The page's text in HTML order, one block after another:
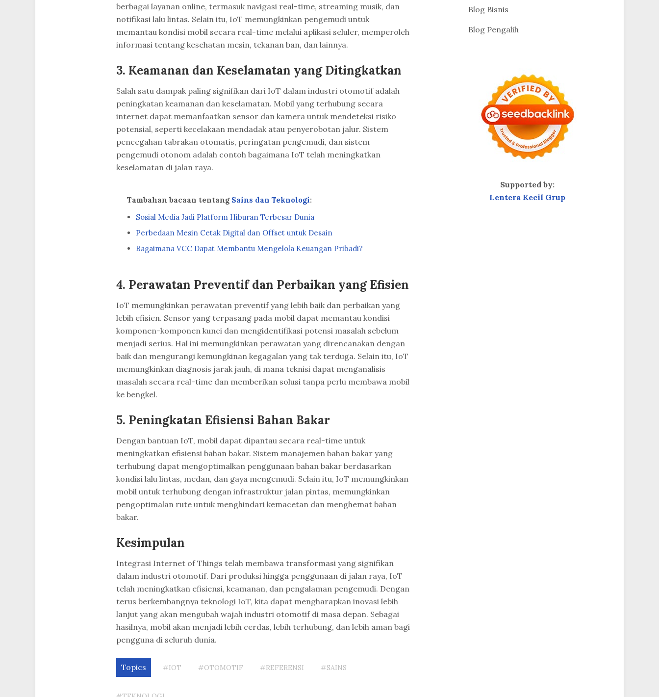
berbagai layanan online, termasuk navigasi real-time, streaming musik, dan
notifikasi lalu lintas. Selain itu, IoT memungkinkan pengemudi untuk
memantau kondisi mobil secara real-time melalui aplikasi seluler, memperoleh
informasi tentang kesehatan mesin, tekanan ban, dan lainnya.
3. Keamanan dan Keselamatan yang Ditingkatkan
Salah satu dampak paling signifikan dari IoT dalam industri otomotif adalah
peningkatan keamanan dan keselamatan. Mobil yang terhubung secara
internet dapat memanfaatkan sensor dan kamera untuk mendeteksi risiko
potensial, seperti kecelakaan mendadak atau penyerobotan jalur. Sistem
pencegahan tabrakan otomatis, peringatan pengemudi, dan sistem
pengemudi otonom adalah contoh bagaimana IoT telah meningkatkan
keselamatan di jalan raya.
Tambahan bacaan tentang Sains dan Teknologi:
Sosial Media Jadi Platform Hiburan Terbesar Dunia
Perbedaan Mesin Cetak Digital dan Offset untuk Desain
Bagaimana VCC Dapat Membantu Mengelola Keuangan Pribadi?
4. Perawatan Preventif dan Perbaikan yang Efisien
IoT memungkinkan perawatan preventif yang lebih baik dan perbaikan yang
lebih efisien. Sensor yang terpasang pada mobil dapat memantau kondisi
komponen-komponen kunci dan mengidentifikasi potensi masalah sebelum
menjadi serius. Hal ini memungkinkan perawatan yang direncanakan dengan
baik dan mengurangi kemungkinan kegagalan yang tak terduga. Selain itu, IoT
memungkinkan diagnosis jarak jauh, di mana teknisi dapat menganalisis
masalah secara real-time dan memberikan solusi tanpa perlu membawa mobil
ke bengkel.
5. Peningkatan Efisiensi Bahan Bakar
Dengan bantuan IoT, mobil dapat dipantau secara real-time untuk
meningkatkan efisiensi bahan bakar. Sistem manajemen bahan bakar yang
terhubung dapat mengoptimalkan penggunaan bahan bakar berdasarkan
kondisi lalu lintas, medan, dan gaya mengemudi. Selain itu, IoT memungkinkan
mobil untuk terhubung dengan infrastruktur jalan pintas, memungkinkan
pengoptimalan rute untuk menghindari kemacetan dan menghemat bahan
bakar.
Kesimpulan
Integrasi Internet of Things telah membawa transformasi yang signifikan
dalam industri otomotif. Dari produksi hingga penggunaan di jalan raya, IoT
telah meningkatkan efisiensi, keamanan, dan pengalaman pengemudi. Dengan
terus berkembangnya teknologi IoT, kita dapat mengharapkan inovasi lebih
lanjut yang akan mengubah wajah industri otomotif di masa depan. Sebagai
hasilnya, mobil akan menjadi lebih cerdas, lebih terhubung, dan lebih aman bagi
pengguna di seluruh dunia.
Topics #IOT #OTOMOTIF #REFERENSI #SAINS
Blog Bisnis
Blog Pengalih
Supported by:
Lentera Kecil Grup